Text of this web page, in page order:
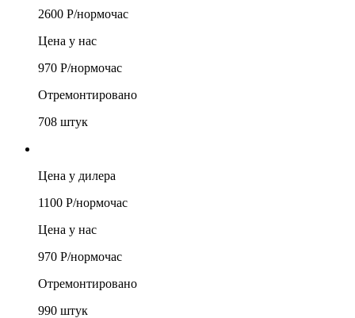
2600 Р/нормочас
Цена у нас
970 Р/нормочас
Отремонтировано
708 штук
Цена у дилера
1100 Р/нормочас
Цена у нас
970 Р/нормочас
Отремонтировано
990 штук